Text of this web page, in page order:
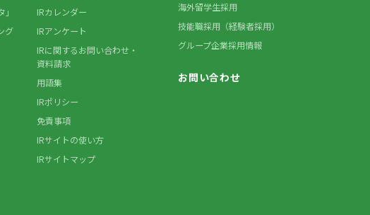
グ
IRカレンダー
IRアンケート
IRに関するお問い合わせ・
資料請求
用語集
IRポリシー
免責事項
IRサイトの使い方
IRサイトマップ
海外留学生採用
技能職採用（経験者採用）
グループ企業採用情報
お問い合わせ